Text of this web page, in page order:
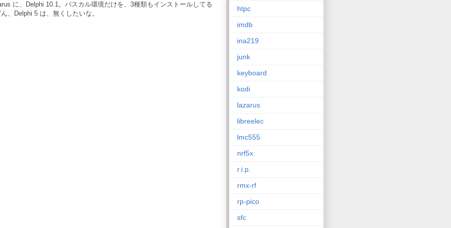
に、Delphi 10.1。パスカル環境だけを、3種類もインストールしてる
、Delphi 5 は、無くしたいな。
htpc
imdb
ina219
junk
keyboard
kodi
lazarus
libreelec
lmc555
nrf5x
r.i.p.
rmx-rf
rp-pico
sfc